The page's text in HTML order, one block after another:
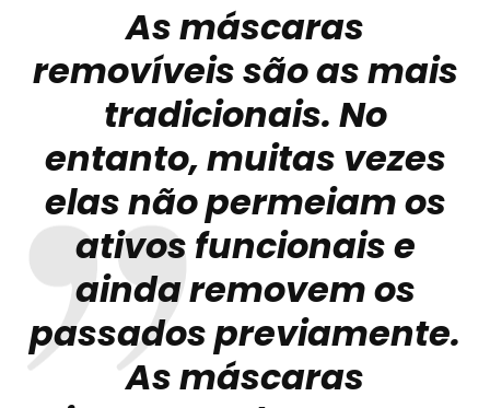
As máscaras
removíveis são as mais
tradicionais. No
entanto, muitas vezes
elas não permeiam os
ativos funcionais e
ainda removem os
passados previamente.
As máscaras